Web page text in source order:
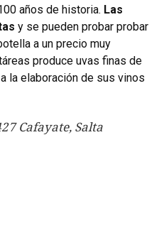
años de historia. Las
y se pueden probar probar
a un precio muy
produce uvas finas de
la elaboración de sus vinos
Cafayate, Salta